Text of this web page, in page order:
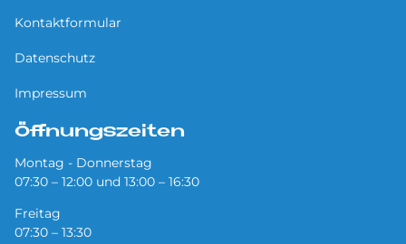
Kontaktformular
Datenschutz
Impressum
Öffnungszeiten
Montag - Donnerstag
07:30 – 12:00 und 13:00 – 16:30
Freitag
07:30 – 13:30